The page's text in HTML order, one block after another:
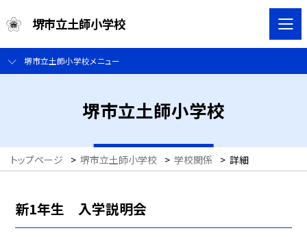
堺市立土師小学校
堺市立土師小学校メニュー
堺市立土師小学校
トップページ > 堺市立土師小学校 > 学校関係 > 詳細
新1年生 入学説明会